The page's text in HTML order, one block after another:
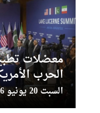
معضلات
الحرب
السبت 20 يونيو 2026 - 16:40:19